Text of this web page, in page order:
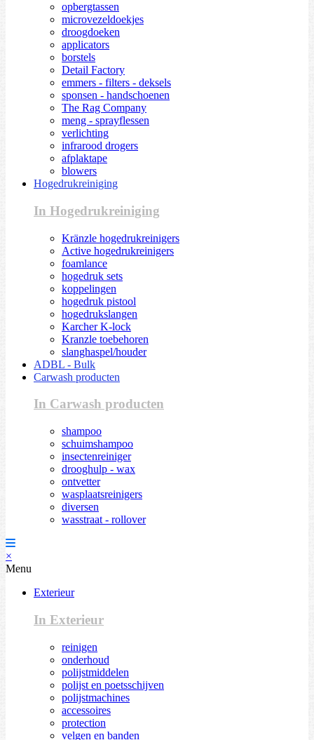
opbergtassen
microvezeldoekjes
droogdoeken
applicators
borstels
Detail Factory
emmers - filters - deksels
sponsen - handschoenen
The Rag Company
meng - sprayflessen
verlichting
infrarood drogers
afplaktape
blowers
Hogedrukreiniging
In Hogedrukreiniging
Kränzle hogedrukreinigers
Active hogedrukreinigers
foamlance
hogedruk sets
koppelingen
hogedruk pistool
hogedrukslangen
Karcher K-lock
Kranzle toebehoren
slanghaspel/houder
ADBL - Bulk
Carwash producten
In Carwash producten
shampoo
schuimshampoo
insectenreiniger
drooghulp - wax
ontvetter
wasplaatsreinigers
diversen
wasstraat - rollover
×
Menu
Exterieur
In Exterieur
reinigen
onderhoud
polijstmiddelen
polijst en poetsschijven
polijstmachines
accessoires
protection
velgen en banden